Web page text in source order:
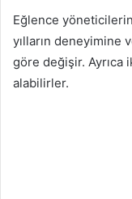
Eğlence
yılların deneyimine
göre değişir. Ayrıca
alabilirler.